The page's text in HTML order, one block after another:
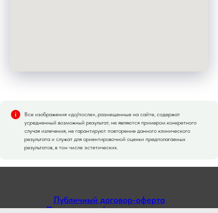
Все изображения «до/после», размещенные на сайте, содержат
усредненный возможный результат, не являются примером конкретного
случая излечения, не гарантируют повторение данного клинического
результата и служат для ориентировочной оценки предполагаемых
результатов, в том числе эстетических.
Публичный договор-оферта
Политика конфиденциальности